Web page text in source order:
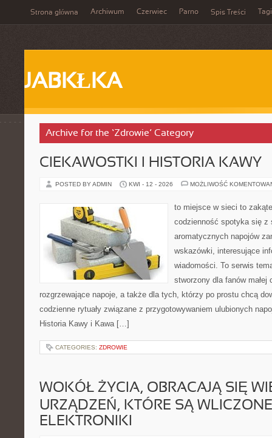
Strona główna Archiwum Czerwiec Parno Spis Treści Tagi
JABKŁKA
Archive for the ‘Zdrowie’ Category
CIEKAWOSTKI I HISTORIA KAWY
POSTED BY ADMIN KWI - 12 - 2026 MOŻLIWOŚĆ
to miejsce w sieci to
codzienność spotyka się z
aromatycznych napojów
wskazówki, interesujące
wiadomości. To serwis
stworzony dla fanów
rozgrzewające napoje, a także dla tych, którzy po prostu chcą
codzienne rytuały związane z przygotowywaniem ulubionych
Historia Kawy i Kawa […]
CATEGORIES: ZDROWIE
WOKÓŁ ŻYCIA, OBRACAJĄ SIĘ
URZĄDZEŃ, KTÓRE SĄ
ELEKTRONIKI